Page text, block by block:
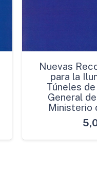
Nuevas
para la
Túneles
General
Ministerio